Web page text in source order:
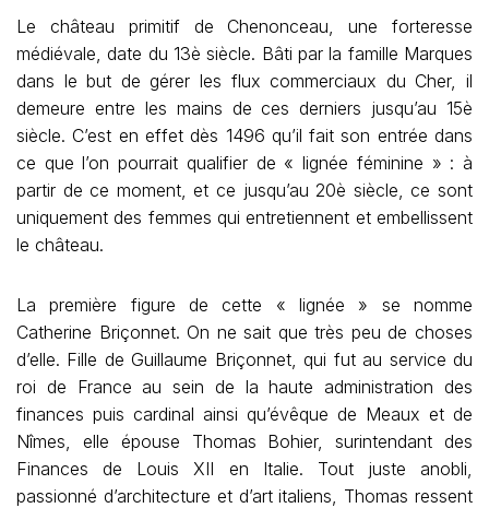
Le château primitif de Chenonceau, une forteresse
médiévale, date du 13è siècle. Bâti par la famille Marques
dans le but de gérer les flux commerciaux du Cher, il
demeure entre les mains de ces derniers jusqu’au 15è
siècle. C’est en effet dès 1496 qu’il fait son entrée dans
ce que l’on pourrait qualifier de « lignée féminine » : à
partir de ce moment, et ce jusqu’au 20è siècle, ce sont
uniquement des femmes qui entretiennent et embellissent
le château.
La première figure de cette « lignée » se nomme
Catherine Briçonnet. On ne sait que très peu de choses
d’elle. Fille de Guillaume Briçonnet, qui fut au service du
roi de France au sein de la haute administration des
finances puis cardinal ainsi qu’évêque de Meaux et de
Nîmes, elle épouse Thomas Bohier, surintendant des
Finances de Louis XII en Italie. Tout juste anobli,
passionné d’architecture et d’art italiens, Thomas ressent